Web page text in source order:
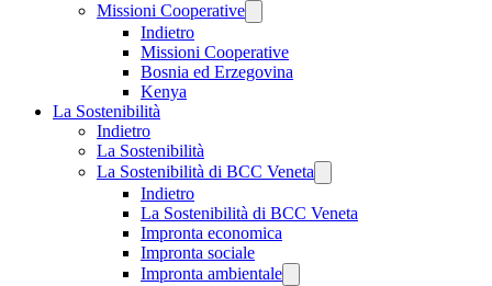
Missioni Cooperative
Indietro
Missioni Cooperative
Bosnia ed Erzegovina
Kenya
La Sostenibilità
Indietro
La Sostenibilità
La Sostenibilità di BCC Veneta
Indietro
La Sostenibilità di BCC Veneta
Impronta economica
Impronta sociale
Impronta ambientale